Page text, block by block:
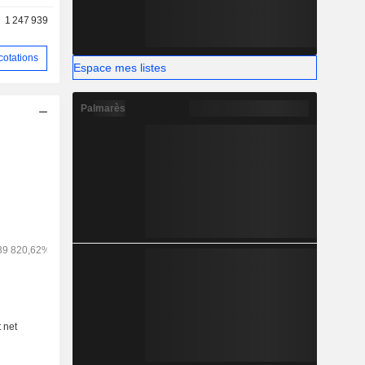
Midnight,
1 247 939
Espace mes listes
Palmarès